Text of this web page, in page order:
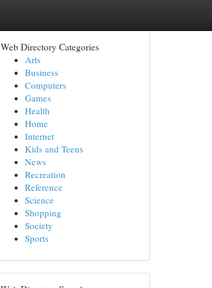
Web Directory Categories
Arts
Business
Computers
Games
Health
Home
Internet
Kids and Teens
News
Recreation
Reference
Science
Shopping
Society
Sports